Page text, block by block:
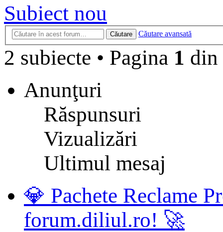
Subiect nou
Căutare Căutare avansată
2 subiecte • Pagina 1 din
Anunţuri
Răspunsuri
Vizualizări
Ultimul mesaj
💎 Pachete Reclame
forum.diliul.ro! 🚀